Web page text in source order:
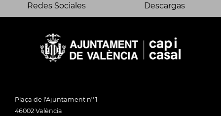
Redes Sociales Descargas
Plaça de l'Ajuntament nº 1
46002 València